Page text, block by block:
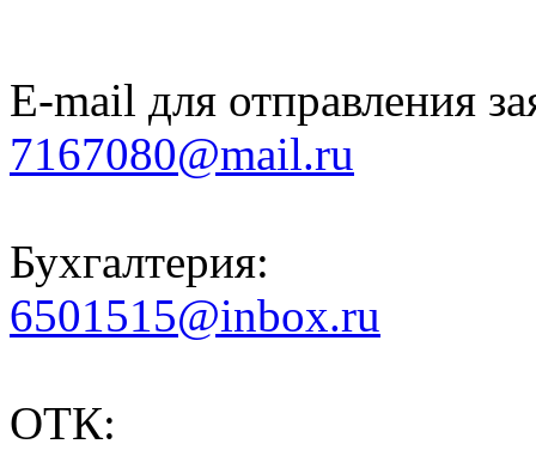
E-mail для отправления
7167080@mail.ru
Бухгалтерия:
6501515@inbox.ru
ОТК: